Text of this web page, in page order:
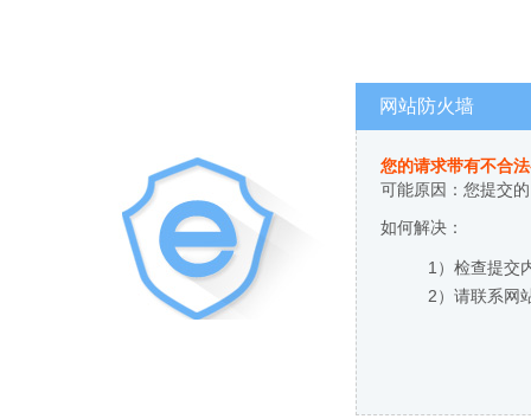
网站防火墙
您的请求带有不合
可能原因：您提交
如何解决：
1）检查提交
2）请联系网